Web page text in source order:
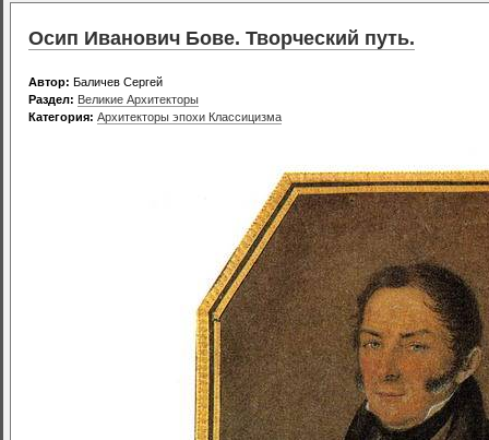
Осип Иванович Бове. Творческий путь.
Автор: Баличев Сергей
Раздел: Великие Архитекторы
Категория: Архитекторы эпохи Классицизма